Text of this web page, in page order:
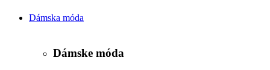
Dámska móda
Dámske móda